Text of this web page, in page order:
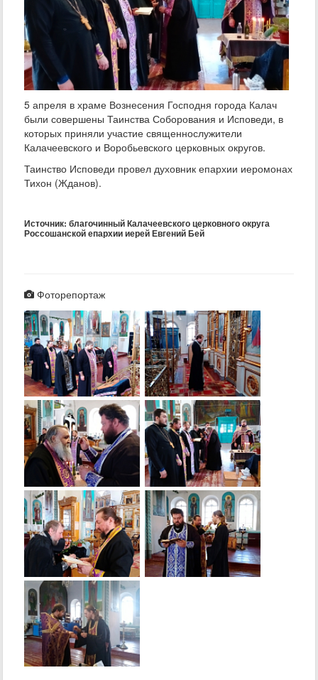
5 апреля в храме Вознесения Господня города Калач
были совершены Таинства Соборования и Исповеди, в
которых приняли участие священнослужители
Калачеевского и Воробьевского церковных округов.
Таинство Исповеди провел духовник епархии иеромонах
Тихон (Жданов).
Источник: благочинный Калачеевского церковного округа
Россошанской епархии иерей Евгений Бей
Фоторепортаж